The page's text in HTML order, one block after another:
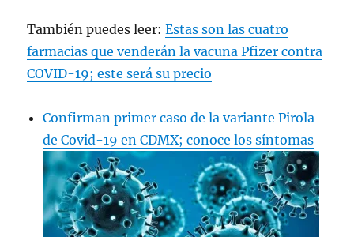
También puedes leer:Estas son las cuatro
farmacias que venderán la vacuna Pfizer contra
COVID-19; este será su precio
Confirman primer caso de la variante Pirola
de Covid-19 en CDMX; conoce los síntomas